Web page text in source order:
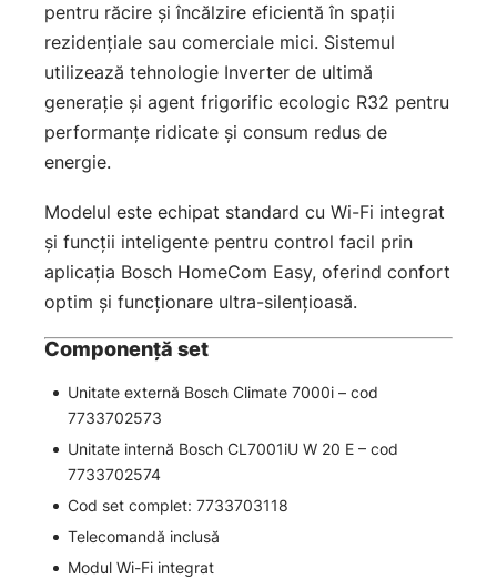
pentru răcire și încălzire eficientă în spații
rezidențiale sau comerciale mici. Sistemul
utilizează tehnologie Inverter de ultimă
generație și agent frigorific ecologic R32 pentru
performanțe ridicate și consum redus de
energie.
Modelul este echipat standard cu Wi-Fi integrat
și funcții inteligente pentru control facil prin
aplicația Bosch HomeCom Easy, oferind confort
optim și funcționare ultra-silențioasă.
Componență set
Unitate externă Bosch Climate 7000i – cod
7733702573
Unitate internă Bosch CL7001iU W 20 E – cod
7733702574
Cod set complet: 7733703118
Telecomandă inclusă
Modul Wi-Fi integrat